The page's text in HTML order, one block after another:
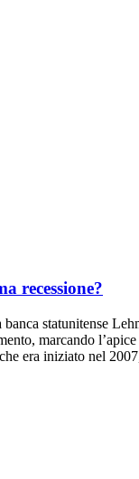
recessione?
statunitense
marcando
era iniziato nel